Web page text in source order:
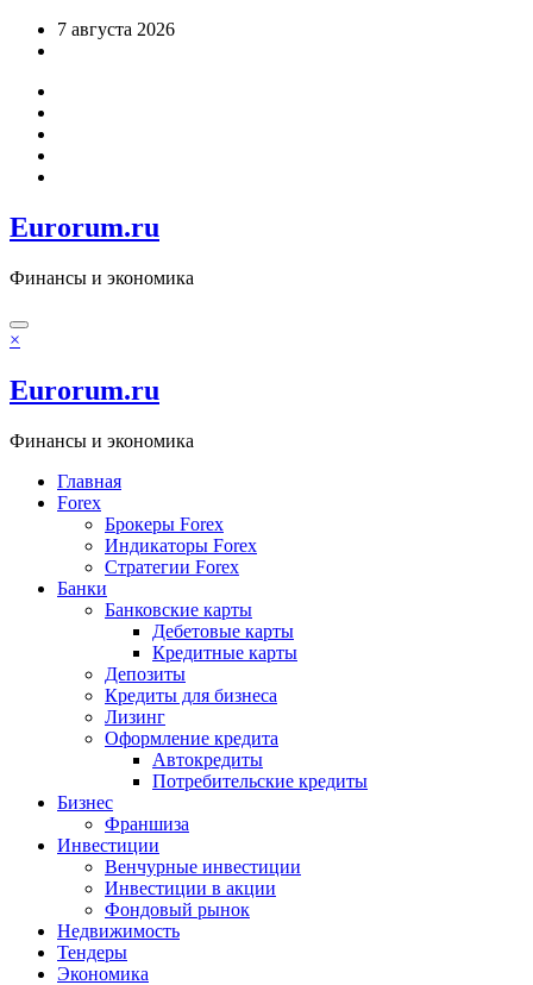
Перейти7 августа 2026
Eurorum.ru
Финансы и экономика
×
Eurorum.ru
Финансы и экономика
Главная
Forex
Брокеры Forex
Индикаторы Forex
Стратегии Forex
Банки
Банковские карты
Дебетовые карты
Кредитные карты
Депозиты
Кредиты для бизнеса
Лизинг
Оформление кредита
Автокредиты
Потребительские кредиты
Бизнес
Франшиза
Инвестиции
Венчурные инвестиции
Инвестиции в акции
Фондовый рынок
Недвижимость
Тендеры
Экономика